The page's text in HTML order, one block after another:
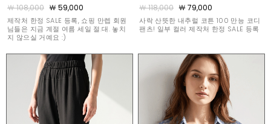
￦ 108,000 ￦ 59,000
제작처 한정 SALE 등록, 쇼핑 만렙 회원
님들은 지금 계절 여름 세일 절.대. 놓치
지 않으실 거예요 :)
￦ 118,000 ￦ 79,000
사락 산뜻한 내추럴 코튼 100 만능 코디
팬츠! 일부 컬러 제작처 한정 SALE 등록